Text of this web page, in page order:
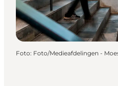
Foto: Foto/Medieafdelingen -